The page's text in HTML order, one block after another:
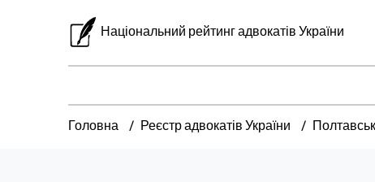
Національний рейтинг адвокатів України
Головна Реєстр адвокатів України